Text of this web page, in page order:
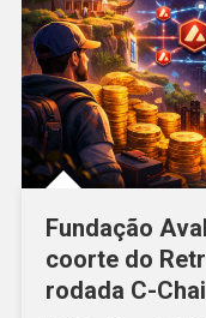
Fundação
coorte do
rodada C-